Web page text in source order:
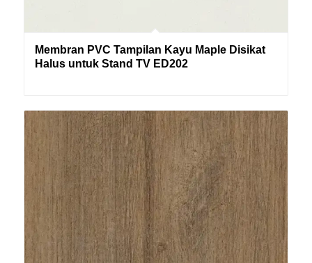
Membran PVC Tampilan Kayu Maple Disikat
Halus untuk Stand TV ED202